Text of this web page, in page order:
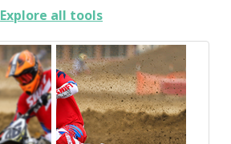
Explore all tools